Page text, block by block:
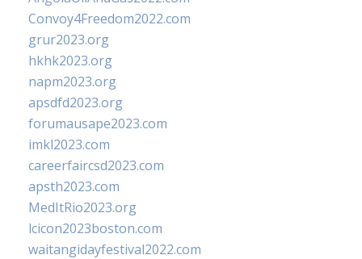
Convoy4Freedom2022.com
grur2023.org
hkhk2023.org
napm2023.org
apsdfd2023.org
forumausape2023.com
imkl2023.com
careerfaircsd2023.com
apsth2023.com
MedItRio2023.org
lcicon2023boston.com
waitangidayfestival2022.com